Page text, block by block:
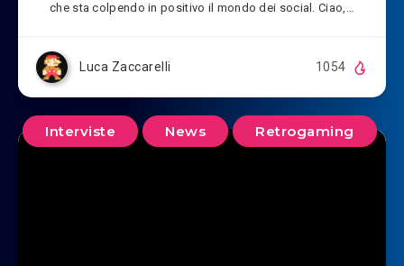
che sta colpendo in positivo il mondo dei social. Ciao,…
Luca Zaccarelli 1054
Interviste News Retrogaming